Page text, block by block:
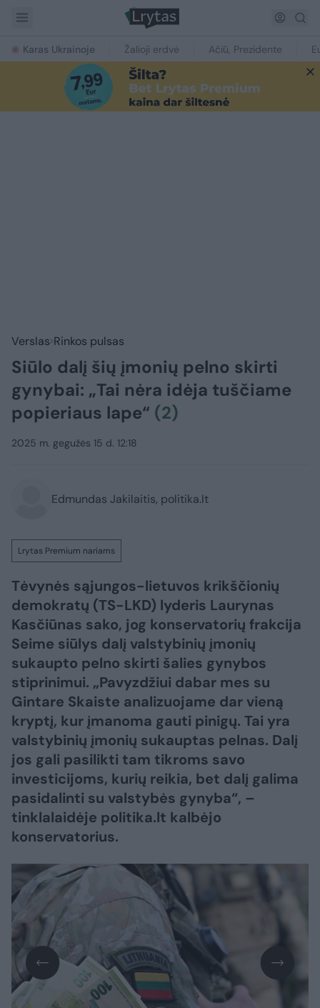
Karas Ukrainoje Žalioji erdvė Ačiū, Prezidente
Verslas Rinkos pulsas
Siūlo dalį šių įmonių pelno skirti
gynybai: „Tai nėra idėja tuščiame
popieriaus lape“ (2)
2025 m. gegužės 15 d. 12:18
Edmundas Jakilaitis, politika.lt
Lrytas Premium nariams
Tėvynės sąjungos-lietuvos krikščionių
demokratų (TS-LKD) lyderis Laurynas
Kasčiūnas sako, jog konservatorių frakcija
Seime siūlys dalį valstybinių įmonių
sukaupto pelno skirti šalies gynybos
stiprinimui. „Pavyzdžiui dabar mes su
Gintare Skaiste analizuojame dar vieną
kryptį, kur įmanoma gauti pinigų. Tai yra
valstybinių įmonių sukauptas pelnas. Dalį
jos gali pasilikti tam tikroms savo
investicijoms, kurių reikia, bet dalį galima
pasidalinti su valstybės gynyba“, –
tinklalaidėje politika.lt kalbėjo
konservatorius.